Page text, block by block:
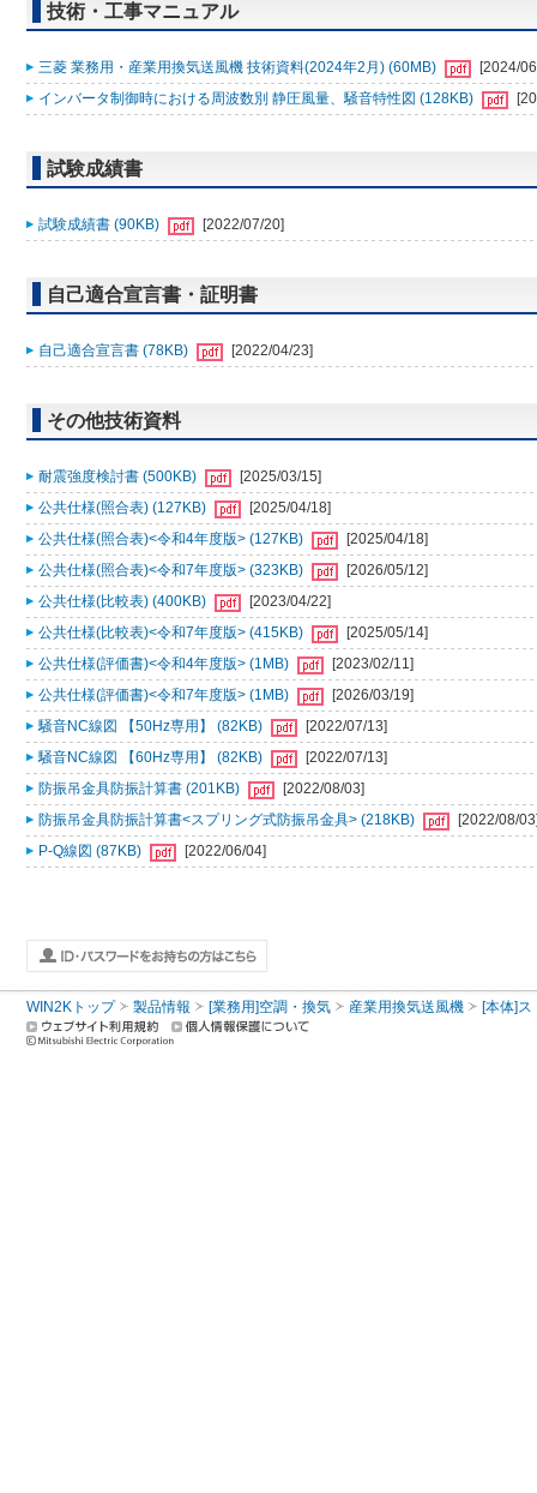
技術・工事マニュアル
三菱 業務用・産業用換気送風機 技術資料(2024年2月) (60MB)
[2024/
インバータ制御時における周波数別 静圧風量、騒音特性図 (128KB)
試験成績書
試験成績書 (90KB) [2022/07/20]
自己適合宣言書・証明書
自己適合宣言書 (78KB) [2022/04/23]
その他技術資料
耐震強度検討書 (500KB)
[2025/03/15]
公共仕様(照合表) (127KB)
[2025/04/18]
公共仕様(照合表)<令和4年度版> (127KB)
[2025/04/18]
公共仕様(照合表)<令和7年度版> (323KB)
[2026/05/12]
公共仕様(比較表) (400KB)
[2023/04/22]
公共仕様(比較表)<令和7年度版> (415KB)
[2025/05/14]
公共仕様(評価書)<令和4年度版> (1MB)
[2023/02/11]
公共仕様(評価書)<令和7年度版> (1MB)
[2026/03/19]
騒音NC線図 【50Hz専用】 (82KB)
[2022/07/13]
騒音NC線図 【60Hz専用】 (82KB)
[2022/07/13]
防振吊金具防振計算書 (201KB)
[2022/08/03]
防振吊金具防振計算書<スプリング式防振吊金具> (218KB)
[2022/08/
P-Q線図 (87KB)
[2022/06/04]
WIN2Kトップ 製品情報 [業務用]空調・換気 産業用換気送風機 [本体]